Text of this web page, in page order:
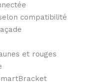
compatibilité
et rouges